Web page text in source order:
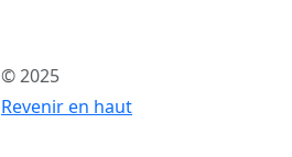
© 2025
Revenir en haut